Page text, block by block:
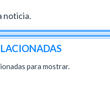
noticia.
para mostrar.